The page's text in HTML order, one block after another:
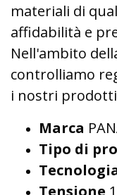
materiali di
affidabilità e
Nell'ambito
controlliamo
i nostri
Marca
Tipo di
Tensione